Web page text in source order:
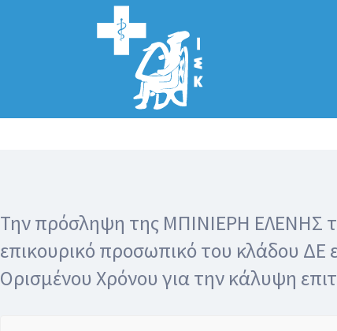
Αναζήτηση
για:
Την πρόσληψη της ΜΠΙΝΙΕΡΗ ΕΛΕΝΗΣ
επικουρικό προσωπικό του κλάδου ΔΕ
Ορισμένου Xρόνου για την κάλυψη